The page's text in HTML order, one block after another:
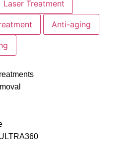
Laser Treatment
Anti-aging